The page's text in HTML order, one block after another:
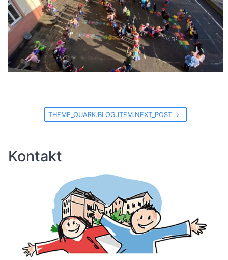
THEME_QUARK.BLOG.ITEM.NEXT_POST
Kontakt